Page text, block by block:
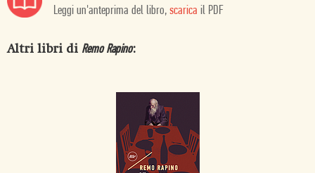
Leggi un'anteprima del libro, scarica il PDF
Altri libri di Remo Rapino: